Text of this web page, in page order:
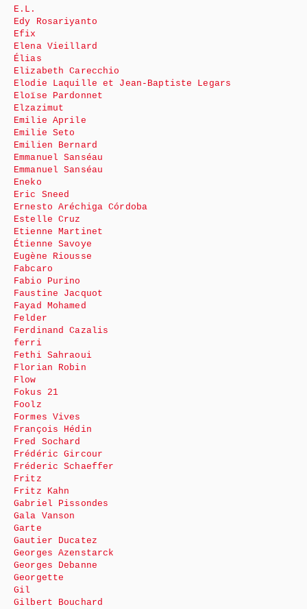
E.L.
Edy Rosariyanto
Efix
Elena Vieillard
Élias
Elizabeth Carecchio
Elodie Laquille et Jean-Baptiste Legars
Eloïse Pardonnet
Elzazimut
Emilie Aprile
Emilie Seto
Emilien Bernard
Emmanuel Sanséau
Emmanuel Sanséau
Eneko
Eric Sneed
Ernesto Aréchiga Córdoba
Estelle Cruz
Etienne Martinet
Étienne Savoye
Eugène Riousse
Fabcaro
Fabio Purino
Faustine Jacquot
Fayad Mohamed
Felder
Ferdinand Cazalis
ferri
Fethi Sahraoui
Florian Robin
Flow
Fokus 21
Foolz
Formes Vives
François Hédin
Fred Sochard
Frédéric Gircour
Fréderic Schaeffer
Fritz
Fritz Kahn
Gabriel Pissondes
Gala Vanson
Garte
Gautier Ducatez
Georges Azenstarck
Georges Debanne
Georgette
Gil
Gilbert Bouchard